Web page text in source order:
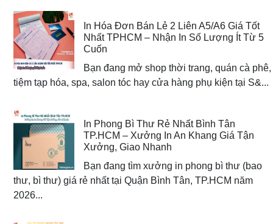
In Hóa Đơn Bán Lẻ 2 Liên A5/A6 Giá Tốt
Nhất TPHCM – Nhận In Số Lượng Ít Từ 5
Cuốn
Bạn đang mở shop thời trang, quán cà phê,
tiệm tạp hóa, spa, salon tóc hay cửa hàng phụ kiện tại S&...
In Phong Bì Thư Rẻ Nhất Bình Tân
TP.HCM – Xưởng In An Khang Giá Tận
Xưởng, Giao Nhanh
Bạn đang tìm xưởng in phong bì thư (bao
thư, bì thư) giá rẻ nhất tại Quận Bình Tân, TP.HCM năm
2026...